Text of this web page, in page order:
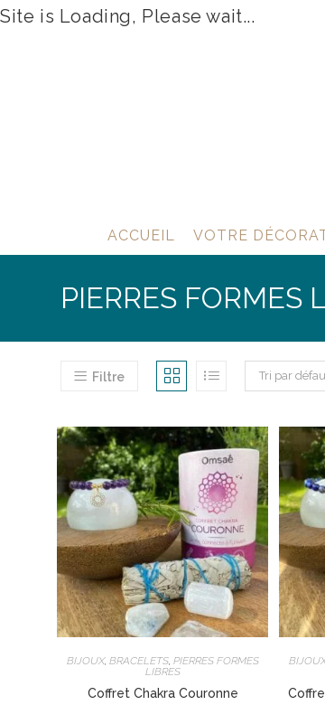
Site is Loading, Please wait...
ACCUEIL VOTRE
PIERRES FORMES
Filtre Tri par
BIJOUX, BRACELETS, PIERRES FORMES
LIBRES
Coffret Chakra Couronne